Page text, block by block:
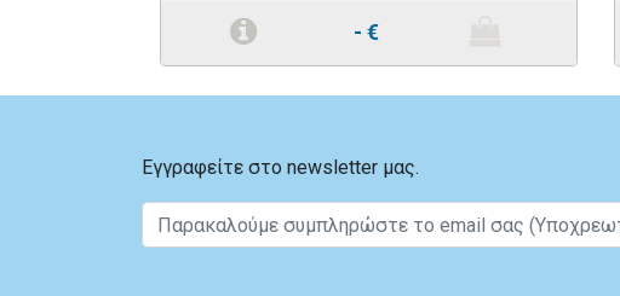
- €
Εγγραφείτε στο newsletter μας.